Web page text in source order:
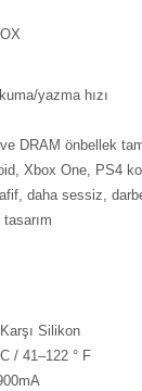
yazma hızı
DRAM önbellek
Xbox One, PS4
daha sessiz,
Silikon
/ 41–122 ° F